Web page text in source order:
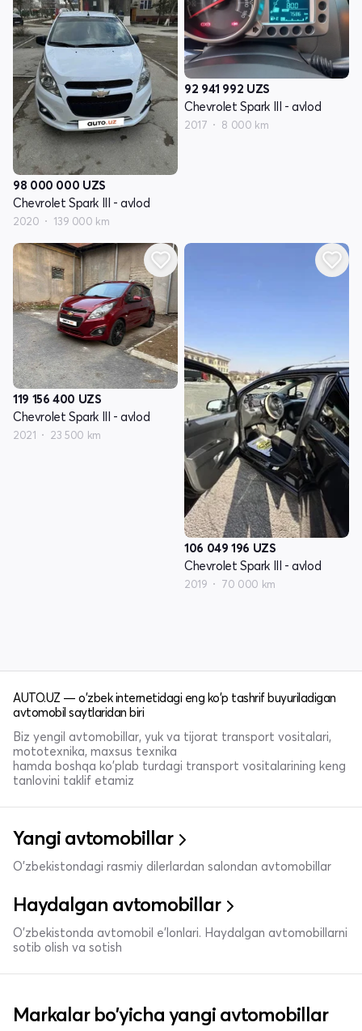
98 000 000 UZS
Chevrolet Spark III - avlod
2020 139 000 km
92 941 992 UZS
Chevrolet Spark III - avlod
2017 8 000 km
119 156 400 UZS
Chevrolet Spark III - avlod
2021 23 500 km
106 049 196 UZS
Chevrolet Spark III - avlod
2019 70 000 km
AUTO.UZ — o'zbek internetidagi eng ko'p tashrif buyuriladigan
avtomobil saytlaridan biri
Biz yengil avtomobillar, yuk va tijorat transport vositalari,
mototexnika, maxsus texnika
hamda boshqa ko'plab turdagi transport vositalarining keng
tanlovini taklif etamiz
Yangi avtomobillar
O'zbekistondagi rasmiy dilerlardan salondan avtomobillar
Haydalgan avtomobillar
O'zbekistonda avtomobil e’lonlari. Haydalgan avtomobillarni
sotib olish va sotish
Markalar bo'yicha yangi avtomobillar